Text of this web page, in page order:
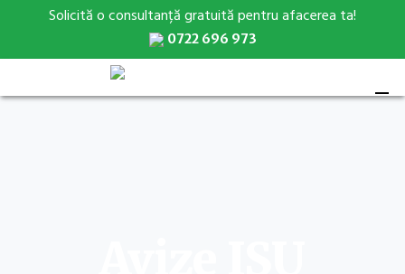
Solicită o consultanță gratuită pentru afacerea ta!
0722 696 973